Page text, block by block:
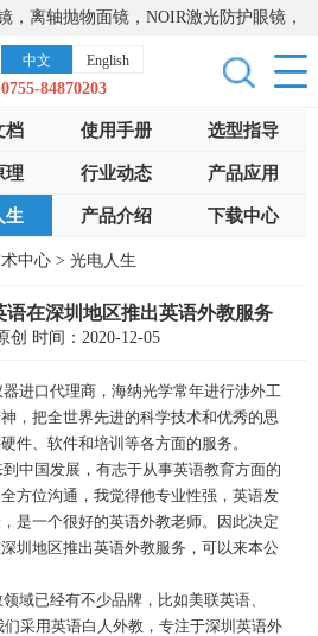
，离轴抛物面镜，NOIR激光防护眼镜，
，激光器，光谱仪，红外热像仪，激光
中文 English
0755-84870203
档 使用手册 选型指导
理 行业动态 产品应用
生 产品介绍 下载中心
中心 > 光电人生
在深圳地区推出英语外教服务
创 时间：2020-12-05
进口代理商，海纳光学常年进行涉外工
，把全世界先进的科学技术和优秀的思
件、软件和培训等各方面的服务。
中国发展，有志于从事英语教育方面的
方位沟通，我觉得他专业性强，英语发
是一个很好的英语外教老师。因此决定
圳地区推出英语外教服务，可以来本公
域已经有不少品牌，比如美联英语、
采用英语白人外教，专注于深圳英语外